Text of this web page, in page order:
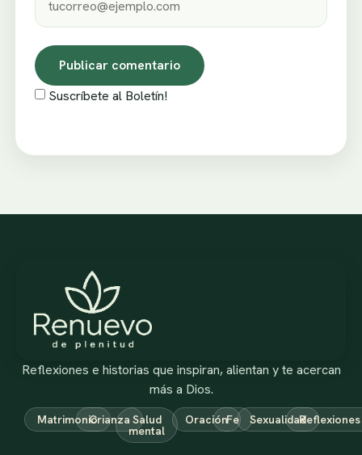
Suscríbete al Boletín!
Reflexiones e historias que inspiran, alientan y te acercan
más a Dios.
MatrimonioCrianza Salud
mental
OraciónFe SexualidadReflexiones